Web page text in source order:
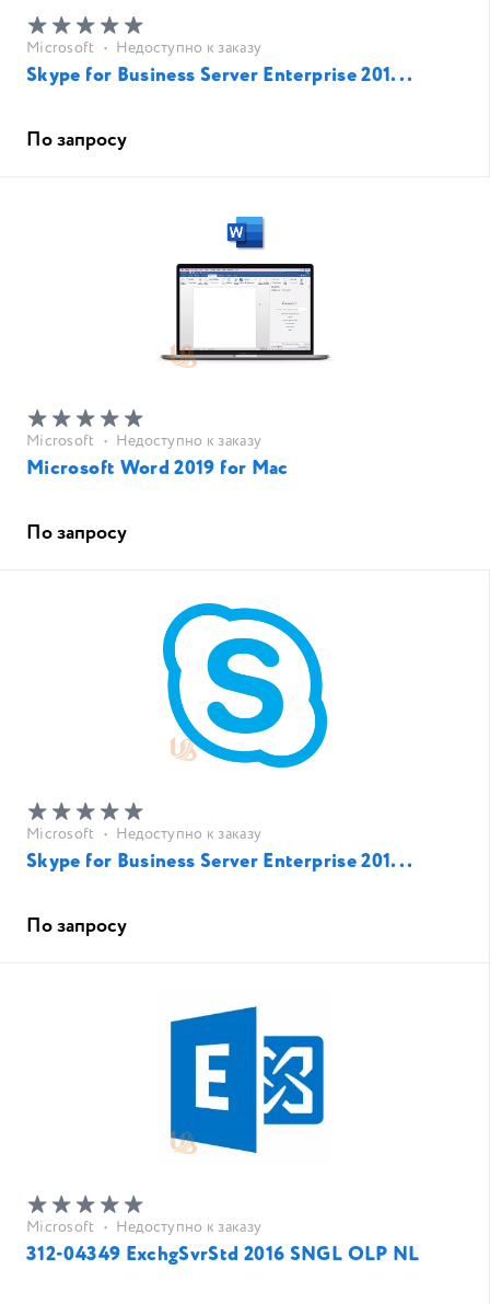
Microsoft • Недоступно к заказу
Skype for Business Server Enterprise 201...
По запросу
Microsoft • Недоступно к заказу
Microsoft Word 2019 for Mac
По запросу
Microsoft • Недоступно к заказу
Skype for Business Server Enterprise 201...
По запросу
Microsoft • Недоступно к заказу
312-04349 ExchgSvrStd 2016 SNGL OLP NL